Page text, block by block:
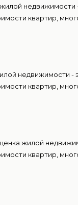
недвижимости -
квартир,
недвижимости -
квартир,
жилой
квартир,